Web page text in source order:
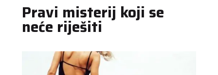
Pravi misterij koji se
neće riješiti